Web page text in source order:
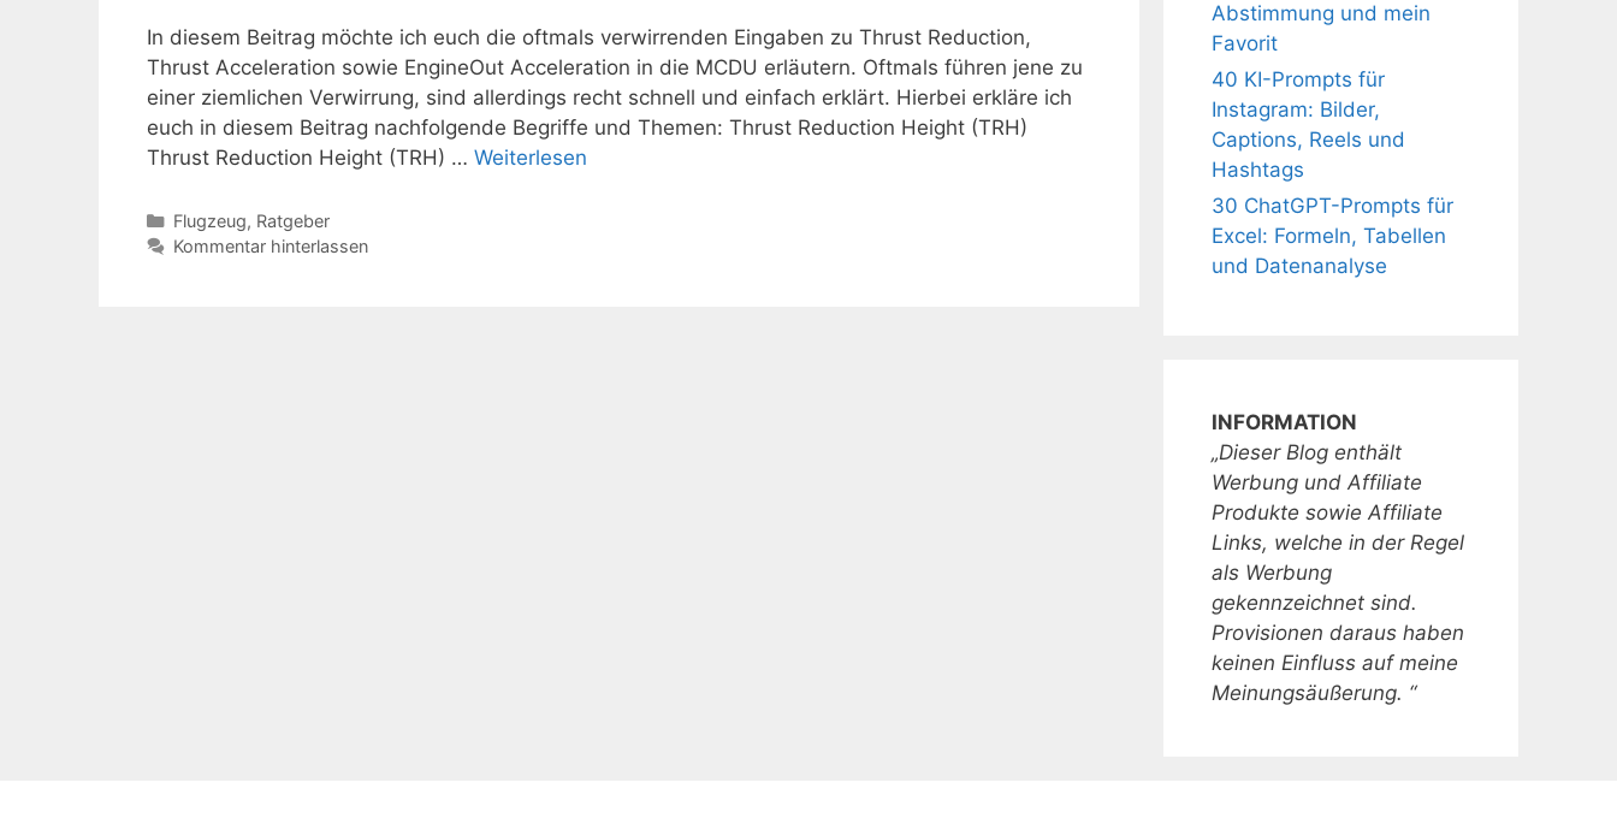
In diesem Beitrag möchte ich euch die oftmals verwirrenden Eingaben zu Thrust Reduction,
Thrust Acceleration sowie EngineOut Acceleration in die MCDU erläutern. Oftmals führen jene zu
einer ziemlichen Verwirrung, sind allerdings recht schnell und einfach erklärt. Hierbei erkläre ich
euch in diesem Beitrag nachfolgende Begriffe und Themen: Thrust Reduction Height (TRH)
Thrust Reduction Height (TRH) … Weiterlesen
Kategorien
Flugzeug, Ratgeber
Kommentar hinterlassen
Abstimmung und mein
Favorit
40 KI-Prompts für
Instagram: Bilder,
Captions, Reels und
Hashtags
30 ChatGPT-Prompts für
Excel: Formeln, Tabellen
und Datenanalyse
INFORMATION
„Dieser Blog enthält
Werbung und Affiliate
Produkte sowie Affiliate
Links, welche in der Regel
als Werbung
gekennzeichnet sind.
Provisionen daraus haben
keinen Einfluss auf meine
Meinungsäußerung. “